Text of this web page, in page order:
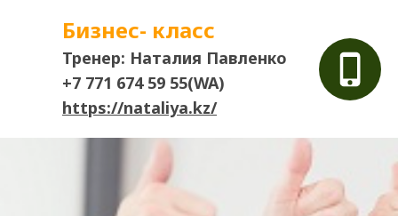
Бизнес- класс
Тренер: Наталия Павленко
+7 771 674 59 55(WA)
https://nataliya.kz/